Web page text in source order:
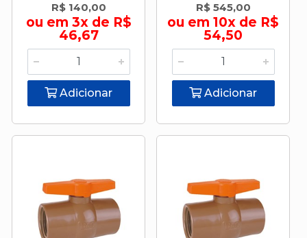
R$ 140,00
ou em 3x de R$
46,67
Adicionar
R$ 545,00
ou em 10x de R$
54,50
Adicionar